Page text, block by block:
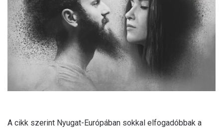
a
i
A cikk szerint Nyugat-Európában sokkal elfogadóbbak a